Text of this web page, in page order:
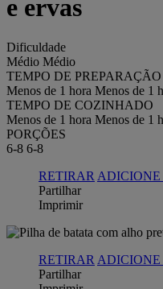
e ervas
Dificuldade
Médio Médio
TEMPO DE PREPARAÇÃO
Menos de 1 hora Menos de 1
TEMPO DE COZINHADO
Menos de 1 hora Menos de 1
PORÇÕES
6-8 6-8
RETIRAR ADICIONE
Partilhar
Imprimir
RETIRAR ADICIONE
Partilhar